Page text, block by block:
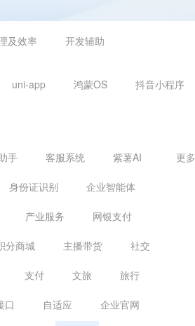
及效率 开发辅助
uni-app 鸿蒙OS 抖音小程序
手 客服系统 紫薯AI
身份证识别 企业智能体
产业服务 网银支付
分商城 主播带货 社交
支付 文旅 旅行
口 自适应 企业官网
更多